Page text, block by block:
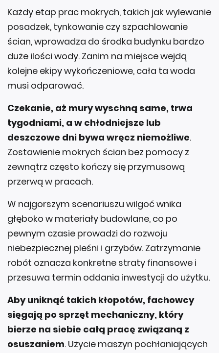
Każdy etap prac mokrych, takich jak wylewanie
posadzek, tynkowanie czy szpachlowanie
ścian, wprowadza do środka budynku bardzo
duże ilości wody. Zanim na miejsce wejdą
kolejne ekipy wykończeniowe, cała ta woda
musi odparować.
Czekanie, aż mury wyschną same, trwa
tygodniami, a w chłodniejsze lub
deszczowe dni bywa wręcz niemożliwe.
Zostawienie mokrych ścian bez pomocy z
zewnątrz często kończy się przymusową
przerwą w pracach.
W najgorszym scenariuszu wilgoć wnika
głęboko w materiały budowlane, co po
pewnym czasie prowadzi do rozwoju
niebezpiecznej pleśni i grzybów. Zatrzymanie
robót oznacza konkretne straty finansowe i
przesuwa termin oddania inwestycji do użytku.
Aby uniknąć takich kłopotów, fachowcy
sięgają po sprzęt mechaniczny, który
bierze na siebie całą pracę związaną z
osuszaniem. Użycie maszyn pochłaniających